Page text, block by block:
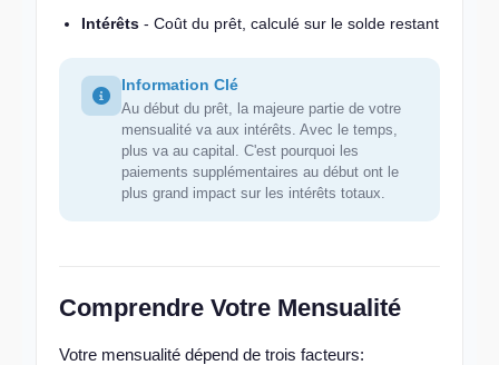
Intérêts - Coût du prêt, calculé sur le solde restant
Information Clé
Au début du prêt, la majeure partie de votre
mensualité va aux intérêts. Avec le temps,
plus va au capital. C'est pourquoi les
paiements supplémentaires au début ont le
plus grand impact sur les intérêts totaux.
Comprendre Votre Mensualité
Votre mensualité dépend de trois facteurs: